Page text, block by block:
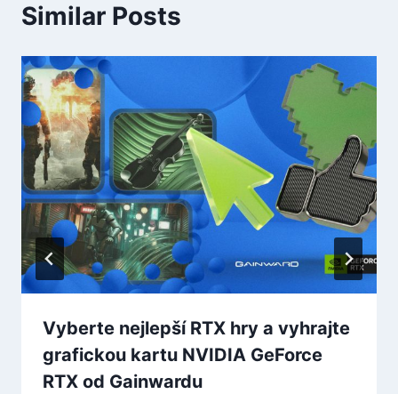
Similar Posts
Vyberte nejlepší RTX hry a vyhrajte
grafickou kartu NVIDIA GeForce
RTX od Gainwardu